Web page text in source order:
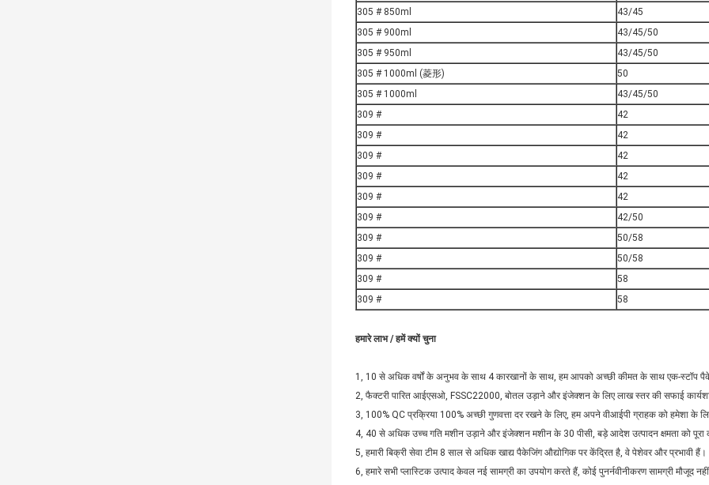
305 # 850ml
43/45
305 # 900ml
43/45/50
305 # 950ml
43/45/50
305 # 1000ml (菱形)
50
305 # 1000ml
43/45/50
309 #
42
309 #
42
309 #
42
309 #
42
309 #
42
309 #
42/50
309 #
50/58
309 #
50/58
309 #
58
309 #
58
हमारे लाभ / हमें क्यों चुना
1, 10 से अधिक वर्षों के अनुभव के साथ 4 कारखानों के साथ, हम आपको अच्छी कीमत के साथ एक-स्टॉप
2, फैक्टरी पारित आईएसओ, FSSC22000, बोतल उड़ाने और इंजेक्शन के लिए लाख स्तर की सफाई
3, 100% QC प्रक्रिया 100% अच्छी गुणवत्ता दर रखने के लिए, हम अपने वीआईपी ग्राहक को हमेशा के
4, 40 से अधिक उच्च गति मशीन उड़ाने और इंजेक्शन मशीन के 30 पीसी, बड़े आदेश उत्पादन क्षमता को
5, हमारी बिक्री सेवा टीम 8 साल से अधिक खाद्य पैकेजिंग औद्योगिक पर केंद्रित है, वे पेशेवर और प्रभावी हैं।
6, हमारे सभी प्लास्टिक उत्पाद केवल नई सामग्री का उपयोग करते हैं, कोई पुनर्नवीनीकरण सामग्री मौजूद